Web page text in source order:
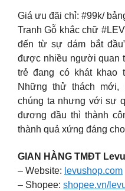
Giá ưu đãi chỉ: #99k/
Tranh Gỗ khắc chữ
đến từ sự dám bắt
được nhiều người quan
trẻ đang có khát khao
Những thử thách
chúng ta nhưng với sự
đương đầu thì thành
thành quả xứng đáng
GIAN HÀNG TMĐT
– Website: levushop.com
– Shopee: shopee.vn/